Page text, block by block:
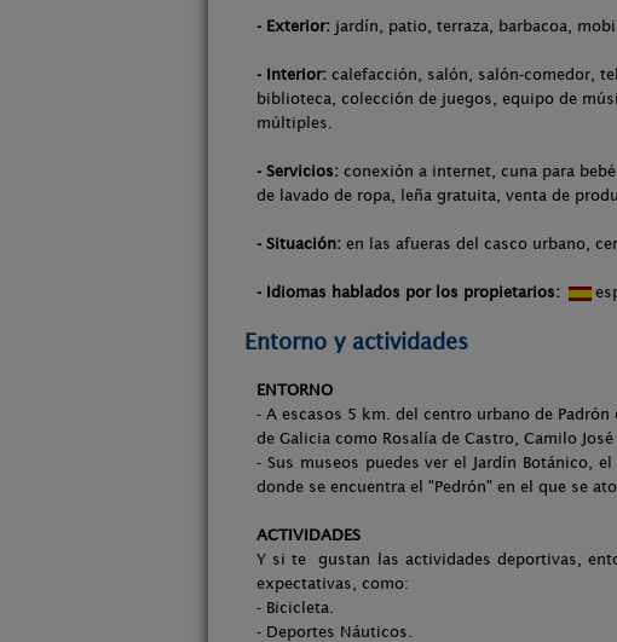
- Exterior: jardín, patio, terraza, barbacoa,
- Interior: calefacción, salón, salón-comedor,
biblioteca, colección de juegos, equipo de
múltiples.
- Servicios: conexión a internet, cuna para
de lavado de ropa, leña gratuita, venta de
- Situación: en las afueras del casco urbano,
- Idiomas hablados por los propietarios:
Entorno y actividades
ENTORNO
- A escasos 5 km. del centro urbano de
de Galicia como Rosalía de Castro, Camilo
- Sus museos puedes ver el Jardín Botánico,
donde se encuentra el "Pedrón" en el que se
ACTIVIDADES
Y si te gustan las actividades deportivas,
expectativas, como:
- Bicicleta.
- Deportes Náuticos.